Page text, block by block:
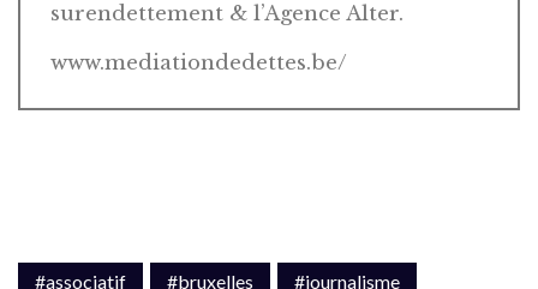
surendettement & l’Agence Alter.
www.mediationdedettes.be/
#associatif #bruxelles #journalisme